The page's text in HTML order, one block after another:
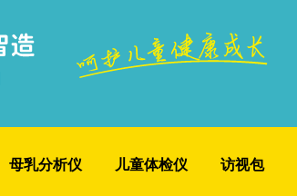
母乳分析仪 儿童体检仪 访视包